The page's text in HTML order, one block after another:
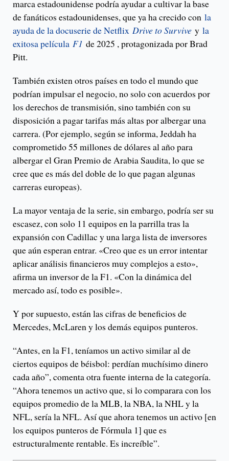
marca estadounidense podría ayudar a cultivar la base
de fanáticos estadounidenses, que ya ha crecido con la
ayuda de la docuserie de Netflix Drive to Survive y la
exitosa película F1 de 2025 , protagonizada por Brad
Pitt.
También existen otros países en todo el mundo que
podrían impulsar el negocio, no solo con acuerdos por
los derechos de transmisión, sino también con su
disposición a pagar tarifas más altas por albergar una
carrera. (Por ejemplo, según se informa, Jeddah ha
comprometido 55 millones de dólares al año para
albergar el Gran Premio de Arabia Saudita, lo que se
cree que es más del doble de lo que pagan algunas
carreras europeas).
La mayor ventaja de la serie, sin embargo, podría ser su
escasez, con solo 11 equipos en la parrilla tras la
expansión con Cadillac y una larga lista de inversores
que aún esperan entrar. «Creo que es un error intentar
aplicar análisis financieros muy complejos a esto»,
afirma un inversor de la F1. «Con la dinámica del
mercado así, todo es posible».
Y por supuesto, están las cifras de beneficios de
Mercedes, McLaren y los demás equipos punteros.
“Antes, en la F1, teníamos un activo similar al de
ciertos equipos de béisbol: perdían muchísimo dinero
cada año”, comenta otra fuente interna de la categoría.
“Ahora tenemos un activo que, si lo comparara con los
equipos promedio de la MLB, la NBA, la NHL y la
NFL, sería la NFL. Así que ahora tenemos un activo [en
los equipos punteros de Fórmula 1] que es
estructuralmente rentable. Es increíble”.